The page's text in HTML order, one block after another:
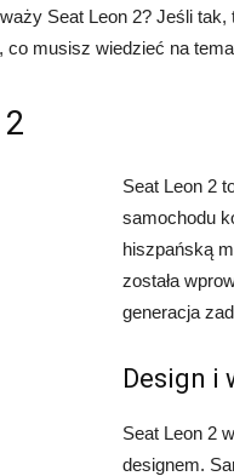
Seat Leon 2? Jeśli
musisz wiedzieć na
Seat Leon 2
samochodu
hiszpańską
została
generacja
Design i
Seat Leon 2
designem.